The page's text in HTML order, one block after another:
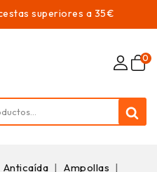
superiores a 35€
0
Anticaída
Ampollas